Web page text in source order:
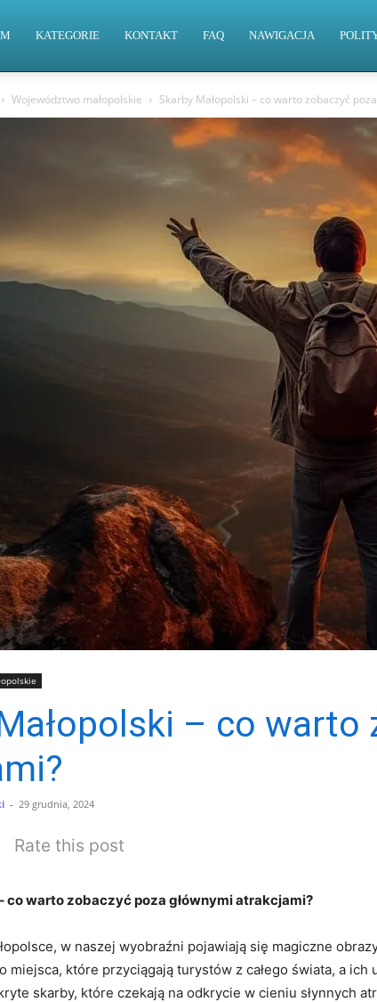
KATEGORIE KONTAKT FAQ NAWIGACJA
Województwo małopolskie Skarby Małopolski – co warto zobaczyć
– co warto
- 29 grudnia, 2024
Rate this post
co warto ‍zobaczyć poza głównymi atrakcjami?
w naszej wyobraźni pojawiają‍ się magiczne
miejsca, które ​przyciągają‍ turystów z całego świata, a
skarby, ‍które‌ czekają na odkrycie w cieniu​ słynnych⁤